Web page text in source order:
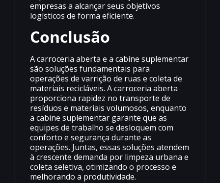
empresas a alcançar seus objetivos
logísticos de forma eficiente.
Conclusão
A carroceria aberta e a cabine suplementar
são soluções fundamentais para
operações de varrição de ruas e coleta de
materiais recicláveis. A carroceria aberta
proporciona rapidez no transporte de
resíduos e materiais volumosos, enquanto
a cabine suplementar garante que as
equipes de trabalho se desloquem com
conforto e segurança durante as
operações. Juntas, essas soluções atendem
à crescente demanda por limpeza urbana e
coleta seletiva, otimizando o processo e
melhorando a produtividade.